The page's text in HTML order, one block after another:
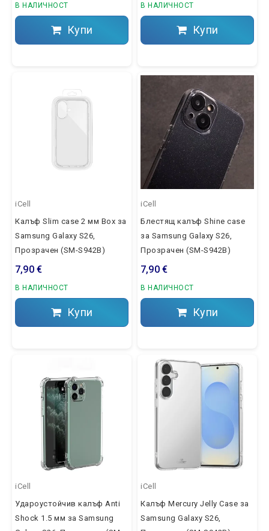
В НАЛИЧНОСТ
Купи
В НАЛИЧНОСТ
Купи
iCell
Калъф Slim case 2 мм Box за
Samsung Galaxy S26,
Прозрачен (SM-S942B)
7,90 €
В НАЛИЧНОСТ
Купи
iCell
Блестящ калъф Shine case
за Samsung Galaxy S26,
Прозрачен (SM-S942B)
7,90 €
В НАЛИЧНОСТ
Купи
iCell
Удароустойчив калъф Anti
Shock 1.5 мм за Samsung
iCell
Калъф Mercury Jelly Case за
Samsung Galaxy S26,